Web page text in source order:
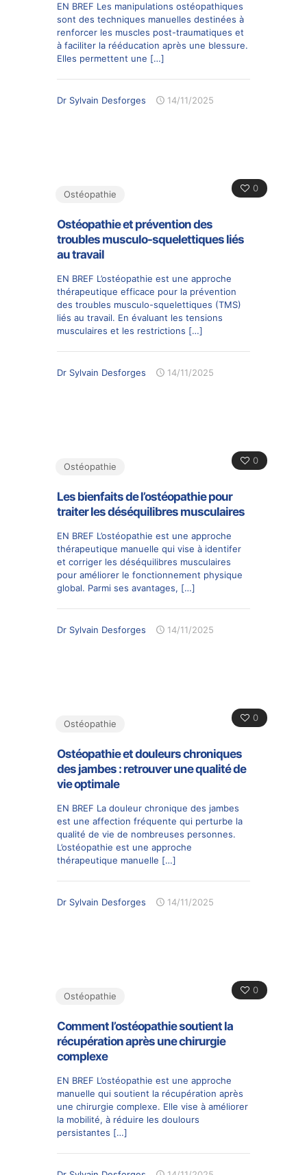
EN BREF Les manipulations ostéopathiques
sont des techniques manuelles destinées à
renforcer les muscles post-traumatiques et
à faciliter la rééducation après une blessure.
Elles permettent une […]
Dr Sylvain Desforges 14/11/2025
0
Ostéopathie
Ostéopathie et prévention des
troubles musculo-squelettiques liés
au travail
EN BREF L’ostéopathie est une approche
thérapeutique efficace pour la prévention
des troubles musculo-squelettiques (TMS)
liés au travail. En évaluant les tensions
musculaires et les restrictions […]
Dr Sylvain Desforges 14/11/2025
0
Ostéopathie
Les bienfaits de l’ostéopathie pour
traiter les déséquilibres musculaires
EN BREF L’ostéopathie est une approche
thérapeutique manuelle qui vise à identifer
et corriger les déséquilibres musculaires
pour améliorer le fonctionnement physique
global. Parmi ses avantages, […]
Dr Sylvain Desforges 14/11/2025
0
Ostéopathie
Ostéopathie et douleurs chroniques
des jambes : retrouver une qualité de
vie optimale
EN BREF La douleur chronique des jambes
est une affection fréquente qui perturbe la
qualité de vie de nombreuses personnes.
L’ostéopathie est une approche
thérapeutique manuelle […]
Dr Sylvain Desforges 14/11/2025
0
Ostéopathie
Comment l’ostéopathie soutient la
récupération après une chirurgie
complexe
EN BREF L’ostéopathie est une approche
manuelle qui soutient la récupération après
une chirurgie complexe. Elle vise à améliorer
la mobilité, à réduire les doulours
persistantes […]